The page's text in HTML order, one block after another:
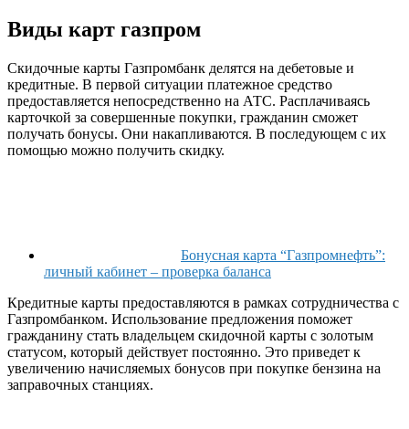
Виды карт газпром
Скидочные карты Газпромбанк делятся на дебетовые и
кредитные. В первой ситуации платежное средство
предоставляется непосредственно на АТС. Расплачиваясь
карточкой за совершенные покупки, гражданин сможет
получать бонусы. Они накапливаются. В последующем с их
помощью можно получить скидку.
Бонусная карта “Газпромнефть”:
личный кабинет – проверка баланса
Кредитные карты предоставляются в рамках сотрудничества с
Газпромбанком. Использование предложения поможет
гражданину стать владельцем скидочной карты с золотым
статусом, который действует постоянно. Это приведет к
увеличению начисляемых бонусов при покупке бензина на
заправочных станциях.